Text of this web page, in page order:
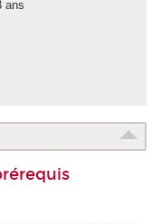
ans